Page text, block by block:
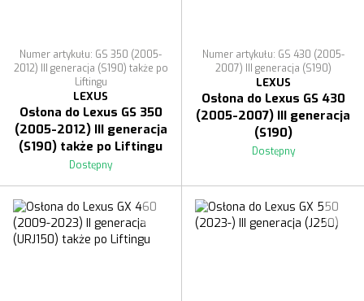
Numer artykułu: GS 350 (2005-
2012) III generacja (S190) także po
Liftingu
LEXUS
Osłona do Lexus GS 350
(2005-2012) III generacja
(S190) także po Liftingu
Dostępny
Numer artykułu: GS 430 (2005-
2007) III generacja (S190)
LEXUS
Osłona do Lexus GS 430
(2005-2007) III generacja
(S190)
Dostępny